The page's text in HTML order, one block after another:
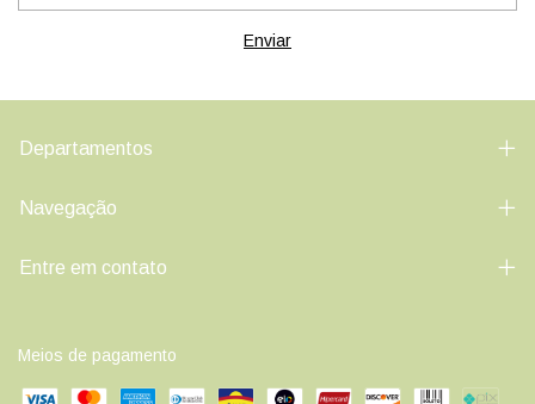
Departamentos
Navegação
Entre em contato
Meios de pagamento